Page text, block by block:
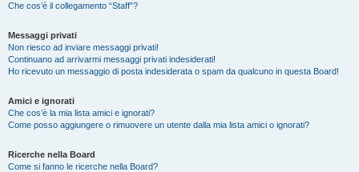
Che cos’è il collegamento “Staff”?
Messaggi privati
Non riesco ad inviare messaggi privati!
Continuano ad arrivarmi messaggi privati indesiderati!
Ho ricevuto un messaggio di posta indesiderata o spam da qualcuno in questa Board!
Amici e ignorati
Che cos’è la mia lista amici e ignorati?
Come posso aggiungere o rimuovere un utente dalla mia lista amici o ignorati?
Ricerche nella Board
Come si fanno le ricerche nella Board?